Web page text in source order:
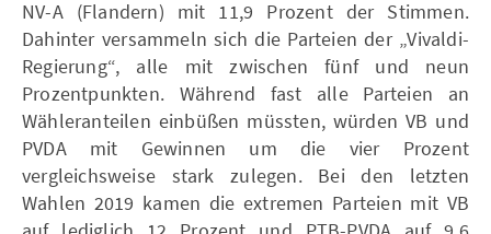
NV-A (Flandern) mit 11,9 Prozent der Stimmen.
Dahinter versammeln sich die Parteien der „Vivaldi-
Regierung“, alle mit zwischen fünf und neun
Prozentpunkten. Während fast alle Parteien an
Wähleranteilen einbüßen müssten, würden VB und
PVDA mit Gewinnen um die vier Prozent
vergleichsweise stark zulegen. Bei den letzten
Wahlen 2019 kamen die extremen Parteien mit VB